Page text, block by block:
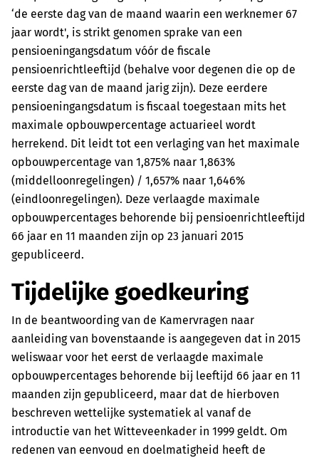
‘de eerste dag van de maand waarin een werknemer 67
jaar wordt', is strikt genomen sprake van een
pensioeningangsdatum vóór de fiscale
pensioenrichtleeftijd (behalve voor degenen die op de
eerste dag van de maand jarig zijn). Deze eerdere
pensioeningangsdatum is fiscaal toegestaan mits het
maximale opbouwpercentage actuarieel wordt
herrekend. Dit leidt tot een verlaging van het maximale
opbouwpercentage van 1,875% naar 1,863%
(middelloonregelingen) / 1,657% naar 1,646%
(eindloonregelingen). Deze verlaagde maximale
opbouwpercentages behorende bij pensioenrichtleeftijd
66 jaar en 11 maanden zijn op 23 januari 2015
gepubliceerd.
Tijdelijke goedkeuring
In de beantwoording van de Kamervragen naar
aanleiding van bovenstaande is aangegeven dat in 2015
weliswaar voor het eerst de verlaagde maximale
opbouwpercentages behorende bij leeftijd 66 jaar en 11
maanden zijn gepubliceerd, maar dat de hierboven
beschreven wettelijke systematiek al vanaf de
introductie van het Witteveenkader in 1999 geldt. Om
redenen van eenvoud en doelmatigheid heeft de